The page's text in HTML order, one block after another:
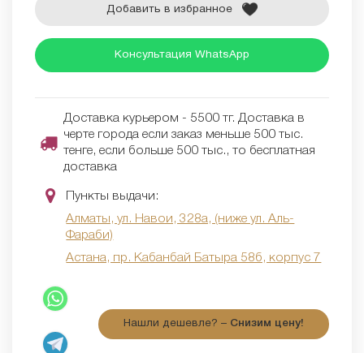
Добавить в избранное
Консультация WhatsApp
Доставка курьером - 5500 тг. Доставка в
черте города если заказ меньше 500 тыс.
тенге, если больше 500 тыс., то бесплатная
доставка
Пункты выдачи:
Алматы, ул. Навои, 328а, (ниже ул. Аль-
Фараби)
Астана, пр. Кабанбай Батыра 58б, корпус 7
Нашли дешевле? – Снизим цену!